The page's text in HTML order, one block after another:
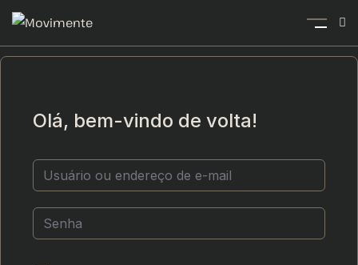
Olá, bem-vindo de volta!